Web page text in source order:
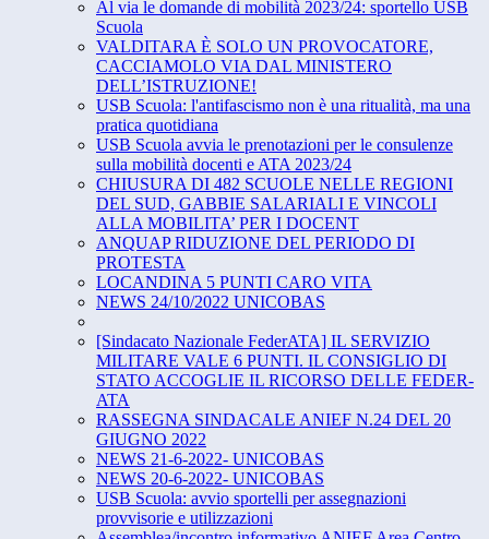
Al via le domande di mobilità 2023/24: sportello USB
Scuola
VALDITARA È SOLO UN PROVOCATORE,
CACCIAMOLO VIA DAL MINISTERO
DELL’ISTRUZIONE!
USB Scuola: l'antifascismo non è una ritualità, ma una
pratica quotidiana
USB Scuola avvia le prenotazioni per le consulenze
sulla mobilità docenti e ATA 2023/24
CHIUSURA DI 482 SCUOLE NELLE REGIONI
DEL SUD, GABBIE SALARIALI E VINCOLI
ALLA MOBILITA’ PER I DOCENT
ANQUAP RIDUZIONE DEL PERIODO DI
PROTESTA
LOCANDINA 5 PUNTI CARO VITA
NEWS 24/10/2022 UNICOBAS
[Sindacato Nazionale FederATA] IL SERVIZIO
MILITARE VALE 6 PUNTI. IL CONSIGLIO DI
STATO ACCOGLIE IL RICORSO DELLE FEDER-
ATA
RASSEGNA SINDACALE ANIEF N.24 DEL 20
GIUGNO 2022
NEWS 21-6-2022- UNICOBAS
NEWS 20-6-2022- UNICOBAS
USB Scuola: avvio sportelli per assegnazioni
provvisorie e utilizzazioni